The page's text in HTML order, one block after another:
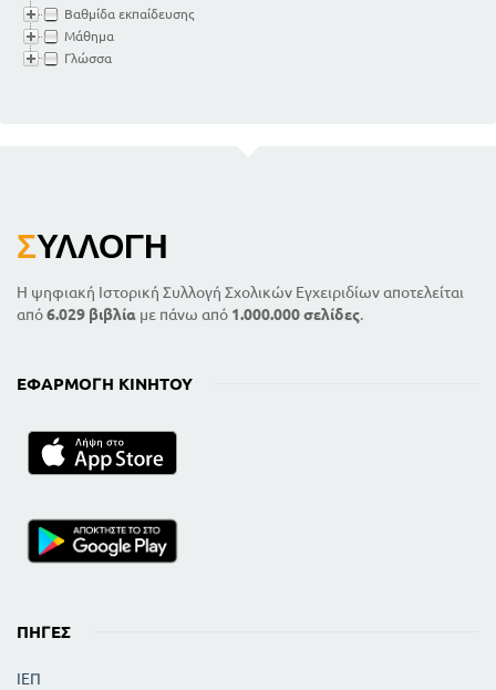
Βαθμίδα εκπαίδευσης
Μάθημα
Γλώσσα
ΣΥΛΛΟΓΉ
Η ψηφιακή Ιστορική Συλλογή Σχολικών Εγχειριδίων αποτελείται
από6.029 βιβλία με πάνω από 1.000.000 σελίδες.
ΕΦΑΡΜΟΓΉ ΚΙΝΗΤΟΎ
ΠΗΓΈΣ
ΙΕΠ